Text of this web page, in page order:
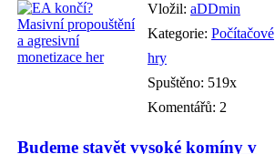
Vložil: aDDmin
Kategorie: Počítačové
hry
Spuštěno: 519x
Komentářů: 2
Budeme stavět vysoké komíny v